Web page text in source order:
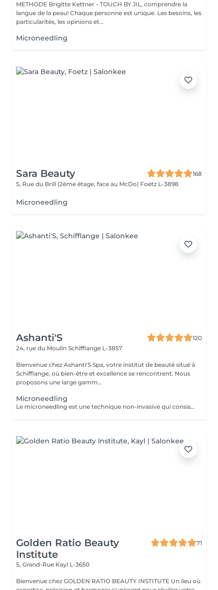
METHODE Brigitte Kettner - TOUCH BY JIL, comprendre la
langue de la peau! Chaque personne est unique. Les besoins, les
particularités, les opinions et...
Microneedling
Sara Beauty
168
5, Rue du Brill (2ème étage, face au McDo) Foetz L-3898
Microneedling
Ashanti'S
120
24, rue du Moulin Schifflange L-3857
Bienvenue chez Ashanti'S Spa, votre institut de beauté situé à
Schifflange, où bien-être et excellence se rencontrent. Nous
proposons une large gamm...
Microneedling
Le microneedling est une technique non-invasive qui consiste à créer des micro-perforations sur la peau à l'aide d'une pièce à main équipée de micro-aiguilles. A chaque passage, celles-ci stimulent l'épiderme et agissent sur la circulation sanguine. La production d'élastine, de fibroblastes et de collagène, responsables de l'élasticité et de la fermeté de la peau, est relancée, ce qui densifie le derme et booste sa qualité.
Golden Ratio Beauty
Institute
71
5, Grand-Rue Kayl L-3650
Bienvenue chez GOLDEN RATIO BEAUTY INSTITUTE Un lieu où